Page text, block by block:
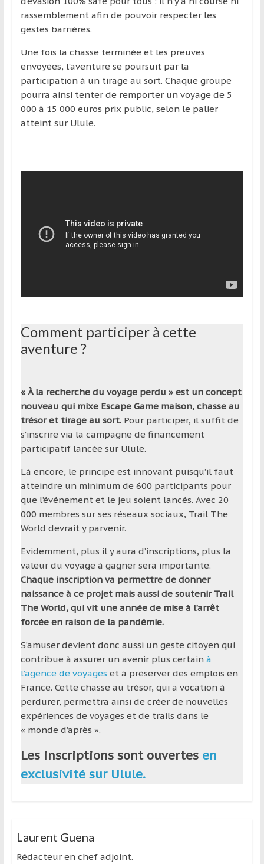
rassemblement afin de pouvoir respecter les
gestes barrières.
Une fois la chasse terminée et les preuves
envoyées, l’aventure se poursuit par la
participation à un tirage au sort. Chaque groupe
pourra ainsi tenter de remporter un voyage de 5
000 à 15 000 euros prix public, selon le palier
atteint sur Ulule.
Comment participer à cette
aventure ?
« À la recherche du voyage perdu » est un concept
nouveau qui mixe Escape Game maison, chasse au
trésor et tirage au sort. Pour participer, il suffit de
s’inscrire via la campagne de financement
participatif lancée sur Ulule.
Là encore, le principe est innovant puisqu’il faut
atteindre un minimum de 600 participants pour
que l’événement et le jeu soient lancés. Avec 20
000 membres sur ses réseaux sociaux, Trail The
World devrait y parvenir.
Evidemment, plus il y aura d’inscriptions, plus la
valeur du voyage à gagner sera importante.
Chaque inscription va permettre de donner
naissance à ce projet mais aussi de soutenir Trail
The World, qui vit une année de mise à l’arrêt
forcée en raison de la pandémie.
S’amuser devient donc aussi un geste citoyen qui
contribue à assurer un avenir plus certainà
l’agence de voyages et à préserver des emplois en
France. Cette chasse au trésor, qui a vocation à
perdurer, permettra ainsi de créer de nouvelles
expériences de voyages et de trails dans le
« monde d’après ».
Les inscriptions sont ouvertes en
exclusivité sur Ulule.
Laurent Guena
Rédacteur en chef adjoint.